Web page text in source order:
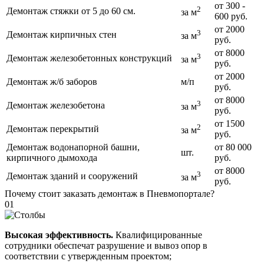
Демонтаж стяжки от 5 до 60 см.
за м2
от 300 -
600 руб.
Демонтаж кирпичных стен
за м3
от 2000
руб.
Демонтаж железобетонных конструкций
за м3
от 8000
руб.
Демонтаж ж/б заборов
м/п
от 2000
руб.
Демонтаж железобетона
за м3
от 8000
руб.
Демонтаж перекрытий
за м2
от 1500
руб.
Демонтаж водонапорной башни,
кирпичного дымохода
шт.
от 80 000
руб.
Демонтаж зданий и сооружений
за м3
от 8000
руб.
Почему стоит заказать демонтаж в Пневмопортале?
01
Высокая эффективность. Квалифицированные
сотрудники обеспечат разрушение и вывоз опор в
соответствии с утвержденным проектом;